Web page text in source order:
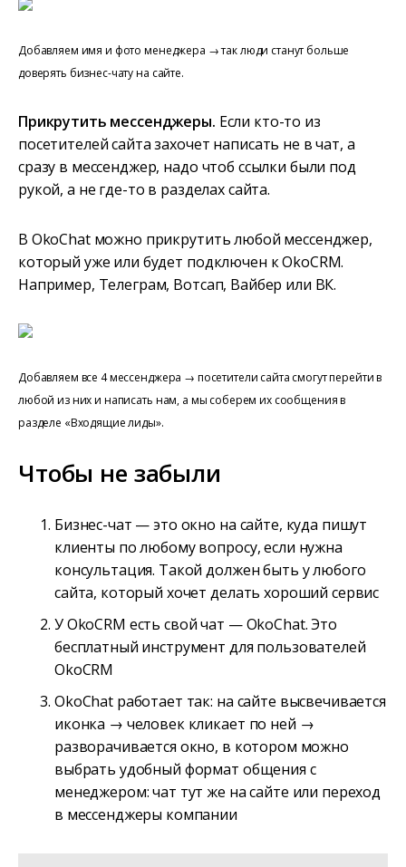
Добавляем имя и фото менеджера → так люди станут больше
доверять бизнес-чату на сайте.
Прикрутить мессенджеры. Если кто-то из
посетителей сайта захочет написать не в чат, а
сразу в мессенджер, надо чтоб ссылки были под
рукой, а не где-то в разделах сайта.
В OkoChat можно прикрутить любой мессенджер,
который уже или будет подключен к OkoCRM.
Например, Телеграм, Вотсап, Вайбер или ВК.
Добавляем все 4 мессенджера → посетители сайта смогут перейти в
любой из них и написать нам, а мы соберем их сообщения в
разделе «Входящие лиды».
Чтобы не забыли
Бизнес-чат — это окно на сайте, куда пишут
клиенты по любому вопросу, если нужна
консультация. Такой должен быть у любого
сайта, который хочет делать хороший сервис
У OkoCRM есть свой чат — OkoChat. Это
бесплатный инструмент для пользователей
OkoCRM
OkoChat работает так: на сайте высвечивается
иконка → человек кликает по ней →
разворачивается окно, в котором можно
выбрать удобный формат общения с
менеджером: чат тут же на сайте или переход
в мессенджеры компании